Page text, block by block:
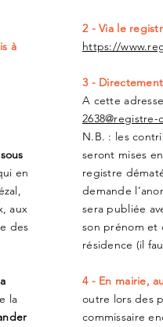
à
en
aux
des
la
2 - Via le
https://
3 -
A cette
N.B. : les
seront mises
registre
demande
sera publiée
son prénom et
résidence (il
4 - En mairie,
outre lors des
commissaire